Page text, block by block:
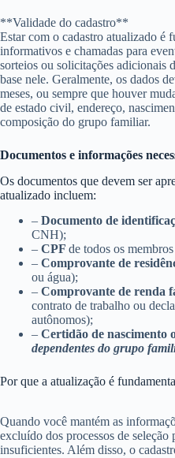
**Validade do cadastro**
Estar com o cadastro atualizado é
informativos e chamadas para
sorteios ou solicitações adicionais
base nele. Geralmente, os dados
meses, ou sempre que houver
de estado civil, endereço,
composição do grupo familiar.
Documentos e informações
Os documentos que devem ser
atualizado incluem:
– Documento de
CNH);
– CPF de todos os
– Comprovante de
ou água);
– Comprovante de renda
contrato de trabalho ou
autônomos);
– Certidão de nascimento
dependentes do grupo
Por que a atualização é
Quando você mantém as
excluído dos processos de seleção
insuficientes. Além disso, o